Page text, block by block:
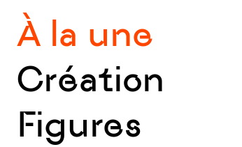
À la une
Création
Figures